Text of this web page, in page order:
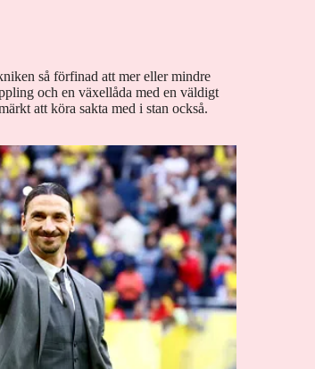
så förfinad att mer eller mindre
och en växellåda med en väldigt
att köra sakta med i stan också.